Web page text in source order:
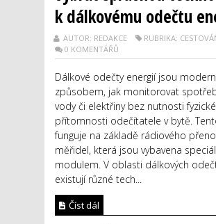
k dálkovému odečtu
AUTOR: REDAKCE
RUBRIKA:
0 KOMENTÁŘŮ
Dálkové odečty energií jsou
způsobem, jak monitorovat
vody či elektřiny bez nutnosti fyzické
přítomnosti odečítatele v bytě.
funguje na základě rádiového
měřidel, která jsou vybavena
modulem. V oblasti dálkových
existují různé tech...
Číst dál